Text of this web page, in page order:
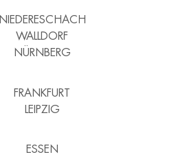
NIEDERESCHACH
WALLDORF
NÜRNBERG
FRANKFURT
LEIPZIG
ESSEN